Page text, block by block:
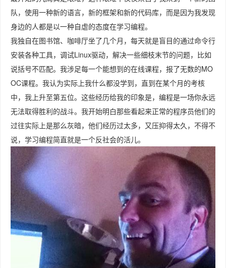
队，使用一种新的语言，新的框架和新的代码库，而是因为我发现
身边的人都是以一种自虐的态度在学习编程。
我独自在图书馆、咖啡厅坐了几个月，每天就是盲目的通过命令行
安装各种工具，调试Linux驱动，解决一些细枝末节的问题，比如
说括号不匹配。我涉足每一个能想到的在线课程，报了无数的MO
OC课程。我认为实际上我什么都没学到，直到在某个月的考核
中，我上升至第五位。这些经历给我的印象是，编程是一场你永远
无法取得胜利的战斗。我开始明白那些看起来正常的程序员他们的
过往实际上是那么灰暗，他们经历过太多，又压抑得太久，不得不
说，学习编程简直就是一个反社会的活儿。